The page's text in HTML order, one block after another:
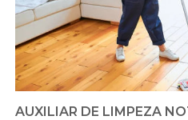
AUXILIAR DE LIMPEZA